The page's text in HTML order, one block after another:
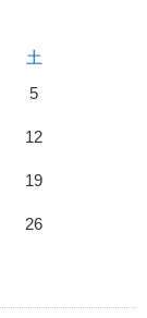
土
5
12
19
26